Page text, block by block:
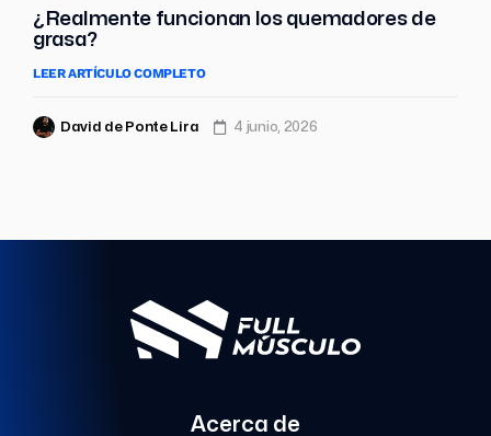
¿Realmente funcionan los quemadores de
grasa?
LEER ARTÍCULO COMPLETO
David de Ponte Lira 4 junio, 2026
Acerca de